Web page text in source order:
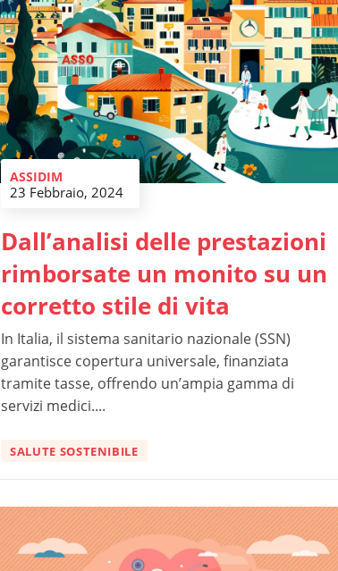
ASSIDIM
23 Febbraio, 2024
Dall’analisi delle prestazioni
rimborsate un monito su un
corretto stile di vita
In Italia, il sistema sanitario nazionale (SSN)
garantisce copertura universale, finanziata
tramite tasse, offrendo un’ampia gamma di
servizi medici....
SALUTE SOSTENIBILE